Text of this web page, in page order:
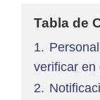
Tabla de
1.
verificar en
2.